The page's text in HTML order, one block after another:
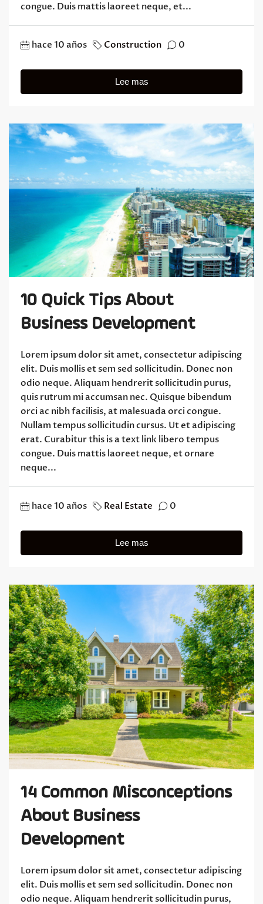
congue. Duis mattis laoreet neque, et...
hace 10 años Construction 0
Lee mas
10 Quick Tips About
Business Development
Lorem ipsum dolor sit amet, consectetur adipiscing
elit. Duis mollis et sem sed sollicitudin. Donec non
odio neque. Aliquam hendrerit sollicitudin purus,
quis rutrum mi accumsan nec. Quisque bibendum
orci ac nibh facilisis, at malesuada orci congue.
Nullam tempus sollicitudin cursus. Ut et adipiscing
erat. Curabitur this is a text link libero tempus
congue. Duis mattis laoreet neque, et ornare
neque...
hace 10 años Real Estate 0
Lee mas
14 Common Misconceptions
About Business
Development
Lorem ipsum dolor sit amet, consectetur adipiscing
elit. Duis mollis et sem sed sollicitudin. Donec non
odio neque. Aliquam hendrerit sollicitudin purus,